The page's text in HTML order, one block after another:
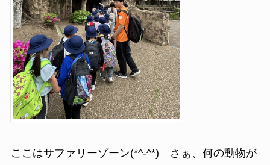
ここはサファリーゾーン(*^-^*) さぁ、何の動物が